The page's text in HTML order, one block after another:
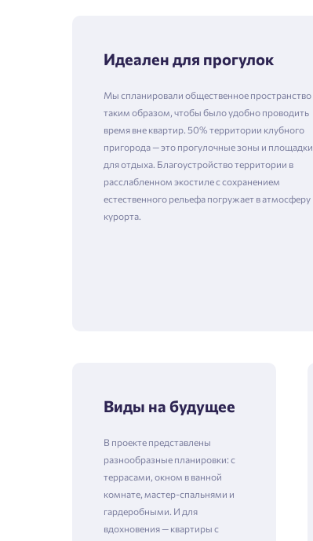
Идеален для прогулок
Мы спланировали общественное пространство
таким образом, чтобы было удобно проводить
время вне квартир. 50% территории клубного
пригорода — это прогулочные зоны и площадки
для отдыха. Благоустройство территории в
расслабленном экостиле с сохранением
естественного рельефа погружает в атмосферу
курорта.
Виды на будущее
В проекте представлены
разнообразные планировки: с
террасами, окном в ванной
комнате, мастер-спальнями и
гардеробными. И для
вдохновения — квартиры с